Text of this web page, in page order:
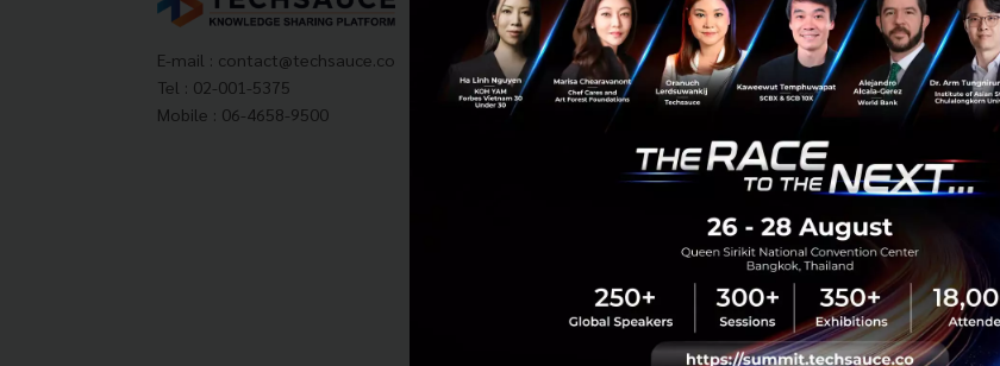
E-mail : contact@techsauce.co
Tel : 02-001-5375
Mobile : 06-4658-9500
About Techsauce
Techsauce Services
Privacy Policy
ส่งบทความ
Techsauce Global Summit
Corporate Innovation
Digital Transformation
E-Commerce
Startup
Technology